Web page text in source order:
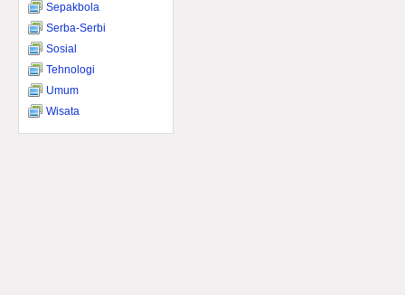
Sepakbola
Serba-Serbi
Sosial
Tehnologi
Umum
Wisata